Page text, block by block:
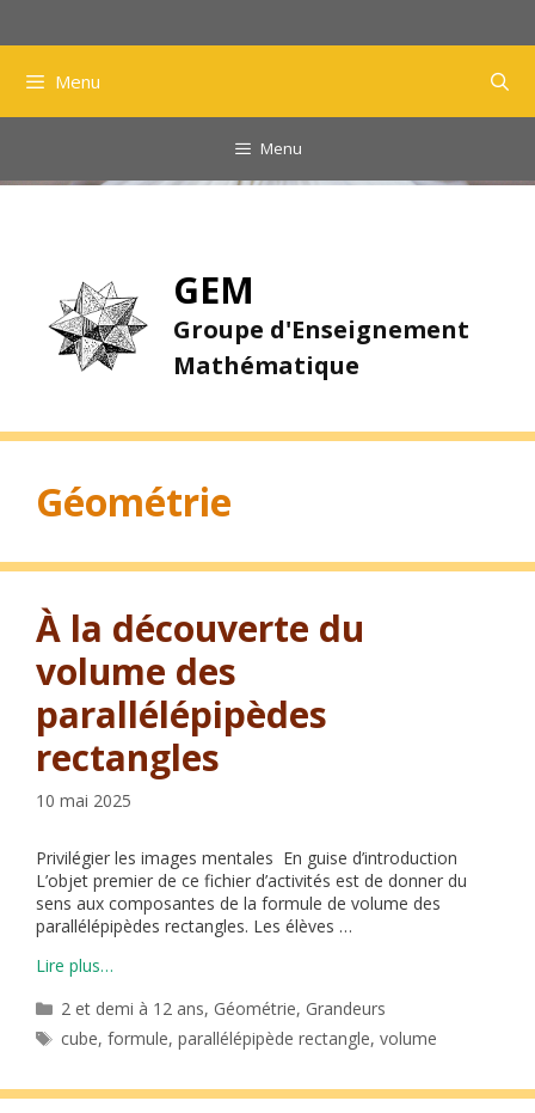
Menu
Menu
GEM
Groupe d'Enseignement
Mathématique
Géométrie
À la découverte du
volume des
parallélépipèdes
rectangles
10 mai 2025
Privilégier les images mentales En guise d’introduction
L’objet premier de ce fichier d’activités est de donner du
sens aux composantes de la formule de volume des
parallélépipèdes rectangles. Les élèves …
Lire plus…
Catégories
2 et demi à 12 ans, Géométrie, Grandeurs
Étiquettes
cube,formule,parallélépipède rectangle,volume